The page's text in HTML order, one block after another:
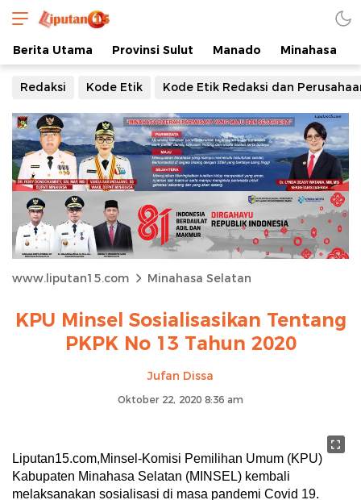
Berita Utama Provinsi Sulut Manado Minahasa
Redaksi Kode Etik Kode Etik Redaksi dan
www.liputan15.com Minahasa Selatan
KPU Minsel Sosialisasikan Tentang
PKPK No 13 Tahun 2020
Jufan Dissa
Oktober 22, 2020 8:36 am
Liputan15.com,Minsel-Komisi Pemilihan Umum (KPU)
Kabupaten Minahasa Selatan (MINSEL) kembali
melaksanakan sosialisasi di masa pandemi Covid 19.